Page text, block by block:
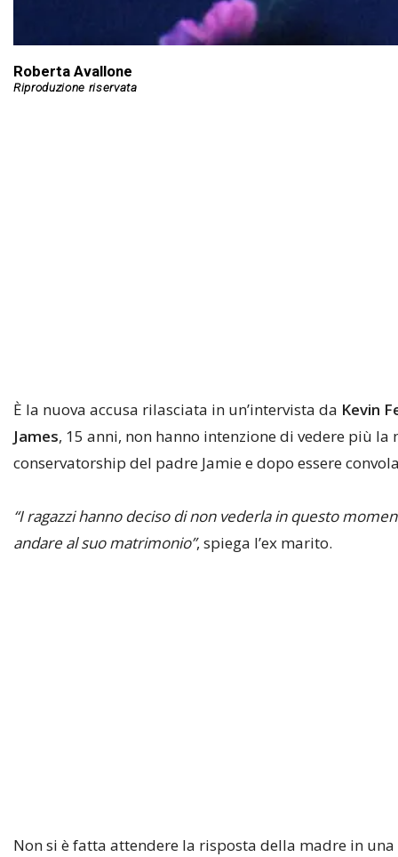
Roberta Avallone
È la nuova accusa rilasciata in un’intervista da Kevin
James, 15 anni, non hanno intenzione di vedere più
conservatorship del padre Jamie e dopo essere
“I ragazzi hanno deciso di non vederla in questo
andare al suo matrimonio”, spiega l’ex marito.
Non si è fatta attendere la risposta della madre in